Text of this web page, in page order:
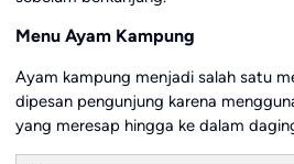
Menu Ayam Kampung
Ayam kampung menjadi salah satu
dipesan pengunjung karena
yang meresap hingga ke dalam